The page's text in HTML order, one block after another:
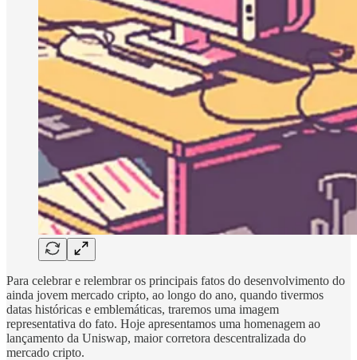
Para celebrar e relembrar os principais fatos do desenvolvimento do
ainda jovem mercado cripto, ao longo do ano, quando tivermos
datas históricas e emblemáticas, traremos uma imagem
representativa do fato. Hoje apresentamos uma homenagem ao
lançamento da Uniswap, maior corretora descentralizada do
mercado cripto.